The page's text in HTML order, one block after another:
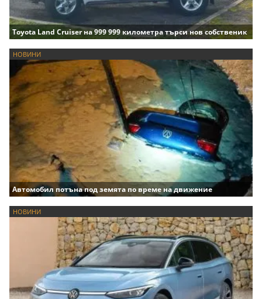
Toyota Land Cruiser на 999 999 километра търси нов собственик
НОВИНИ
Автомобил потъна под земята по време на движение
НОВИНИ